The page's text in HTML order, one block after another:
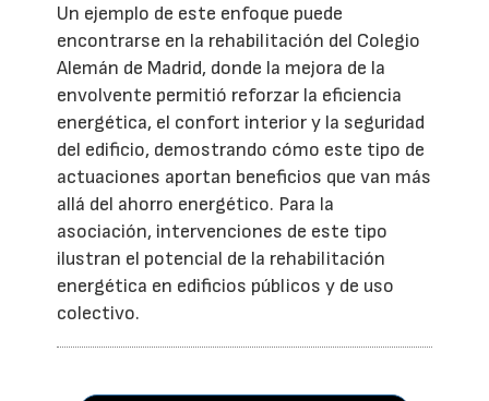
Un ejemplo de este enfoque puede
encontrarse en la rehabilitación del Colegio
Alemán de Madrid, donde la mejora de la
envolvente permitió reforzar la eficiencia
energética, el confort interior y la seguridad
del edificio, demostrando cómo este tipo de
actuaciones aportan beneficios que van más
allá del ahorro energético. Para la
asociación, intervenciones de este tipo
ilustran el potencial de la rehabilitación
energética en edificios públicos y de uso
colectivo.